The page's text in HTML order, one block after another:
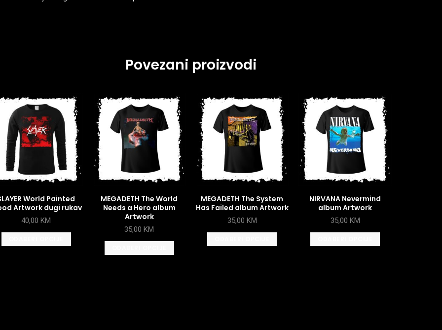
Povezani proizvodi
World Painted
Artwork dugi rukav
40,00KM
MEGADETH The World
Needs a Hero album
Artwork
35,00KM
MEGADETH The System
Has Failed album Artwork
35,00 KM
NIRVANA Nevermind
album Artwork
35,00 KM